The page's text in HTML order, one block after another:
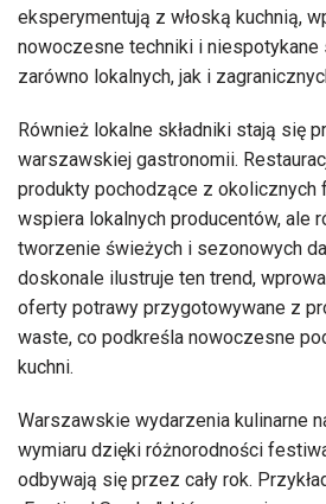
eksperymentują z włoską kuchnią,
nowoczesne techniki i niespotykane
zarówno lokalnych, jak i
Również lokalne składniki stają się
warszawskiej gastronomii.
produkty pochodzące z okolicznych
wspiera lokalnych producentów, ale
tworzenie świeżych i sezonowych
doskonale ilustruje ten trend,
oferty potrawy przygotowywane z
waste, co podkreśla nowoczesne
kuchni.
Warszawskie wydarzenia kulinarne
wymiaru dzięki różnorodności
odbywają się przez cały rok.